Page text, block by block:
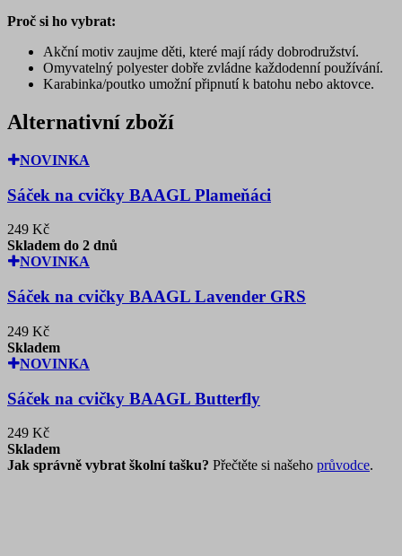
Proč si ho vybrat:
Akční motiv zaujme děti, které mají rády dobrodružství.
Omyvatelný polyester dobře zvládne každodenní používání.
Karabinka/poutko umožní připnutí k batohu nebo aktovce.
Alternativní zboží
NOVINKA
Sáček na cvičky BAAGL Plameňáci
249 Kč
Skladem do 2 dnů
NOVINKA
Sáček na cvičky BAAGL Lavender GRS
249 Kč
Skladem
NOVINKA
Sáček na cvičky BAAGL Butterfly
249 Kč
Skladem
Jak správně vybrat školní tašku? Přečtěte si našeho průvodce.